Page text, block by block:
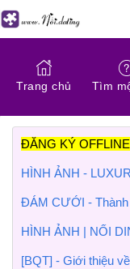
Trang chủ Tìm
ĐĂNG KÝ
HÌNH ẢNH -
ĐÁM CƯỚI -
HÌNH ẢNH | NỐI
[BQT] - Giới thiệu